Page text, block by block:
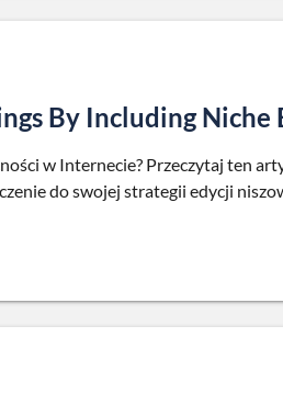
By Including Niche
w Internecie? Przeczytaj ten
do swojej strategii edycji